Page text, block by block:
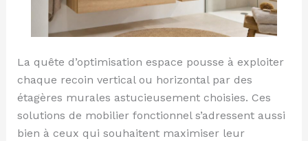
La quête d’optimisation espace pousse à exploiter
chaque recoin vertical ou horizontal par des
étagères murales astucieusement choisies. Ces
solutions de mobilier fonctionnel s’adressent aussi
bien à ceux qui souhaitent maximiser leur